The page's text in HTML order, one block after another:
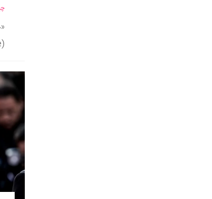
(Meghan Markle) قربانی نژادپرستی، تبعیض جنسیتی و سوء رفتار شده است. او...